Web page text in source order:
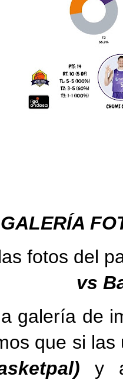
GALERÍA
fotos del
vs
galería de
que si las
y